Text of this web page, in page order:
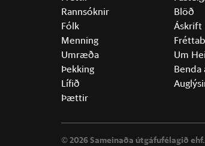
Rannsóknir
Fólk
Menning
Umræða
Þekking
Lífið
Þættir
Blöð
Áskrift
Um
©2026 Sameinaða útgáfufélagið ehf.